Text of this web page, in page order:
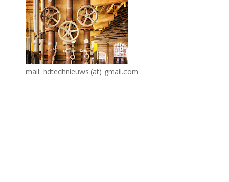
mail: hdtechnieuws (at) gmail.com